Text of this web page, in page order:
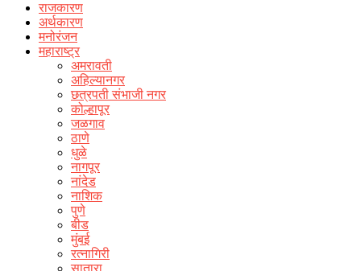
राजकारण
अर्थकारण
मनोरंजन
महाराष्ट्र
अमरावती
अहिल्यानगर
छत्रपती संभाजी नगर
कोल्हापूर
जळगाव
ठाणे
धुळे
नागपूर
नांदेड
नाशिक
पुणे
बीड
मुंबई
रत्नागिरी
सातारा